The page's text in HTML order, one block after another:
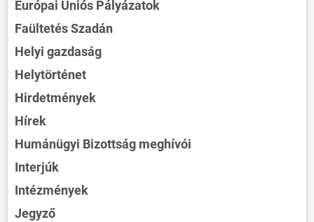
Európai Uniós Pályázatok
Faültetés Szadán
Helyi gazdaság
Helytörténet
Hirdetmények
Hírek
Humánügyi Bizottság meghívói
Interjúk
Intézmények
Jegyző